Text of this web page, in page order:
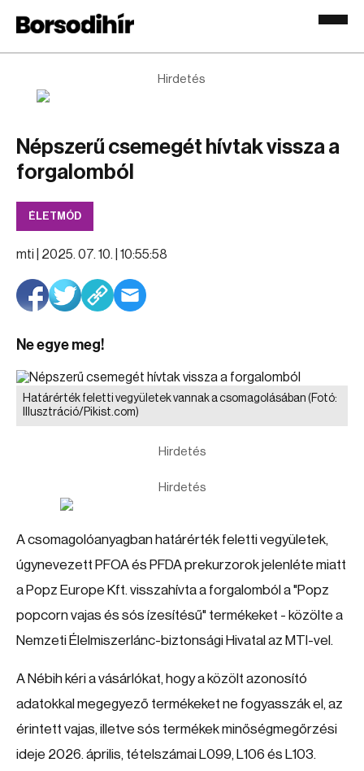
Hirdetés
Népszerű csemegét hívtak vissza a
forgalomból
ÉLETMÓD
mti | 2025. 07. 10. | 10:55:58
Ne egye meg!
Határérték feletti vegyületek vannak a csomagolásában (Fotó:
Illusztráció/Pikist.com)
Hirdetés
Hirdetés
A csomagolóanyagban határérték feletti vegyületek,
úgynevezett PFOA és PFDA prekurzorok jelenléte miatt
a Popz Europe Kft. visszahívta a forgalomból a "Popz
popcorn vajas és sós ízesítésű" termékeket - közölte a
Nemzeti Élelmiszerlánc-biztonsági Hivatal az MTI-vel.
A Nébih kéri a vásárlókat, hogy a közölt azonosító
adatokkal megegyező termékeket ne fogyasszák el, az
érintett vajas, illetve sós termékek minőségmegőrzési
ideje 2026. április, tételszámai L099, L106 és L103.